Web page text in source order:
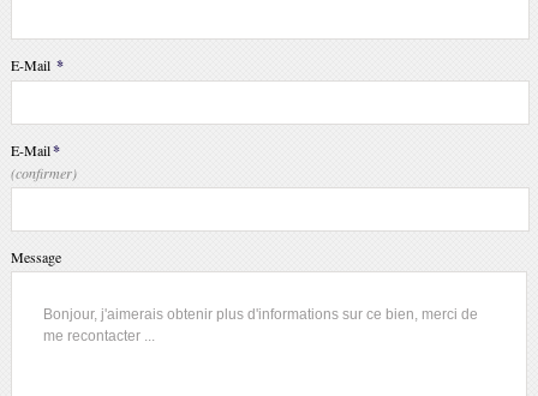
E-Mail *
E-Mail*
(confirmer)
Message